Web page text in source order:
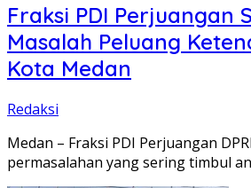
Fraksi PDI Perjuangan
Masalah Peluang
Kota Medan
Redaksi
Medan – Fraksi PDI Perjuangan
permasalahan yang sering timbul